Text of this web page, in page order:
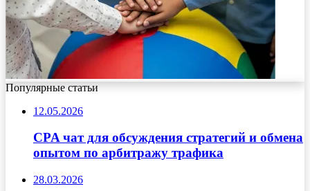
Популярные статьи
12.05.2026
CPA чат для обсуждения стратегий и обмена
опытом по арбитражу трафика
28.03.2026